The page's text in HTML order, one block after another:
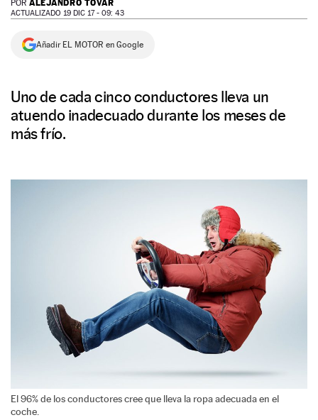
NEWSLETTER
POR ALEJANDRO TOVAR
ACTUALIZADO 19 DIC 17 - 09: 43
Añadir EL MOTOR en Google
Uno de cada cinco conductores lleva un
atuendo inadecuado durante los meses de
más frío.
El 96% de los conductores cree que lleva la ropa adecuada en el
coche.